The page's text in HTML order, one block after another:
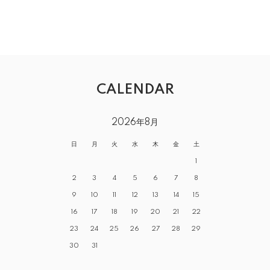
CALENDAR
2026年8月
日 月 火 水 木 金 土
1
2 3 4 5 6 7 8
9 10 11 12 13 14 15
16 17 18 19 20 21 22
23 24 25 26 27 28 29
30 31